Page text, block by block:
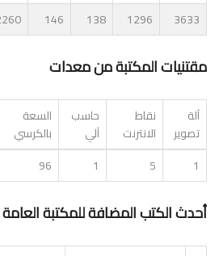
3633
1296
138
146
مقتنيات المكتبة من معدات
آلة
تصوير
نقاط
الانترنت
حاسب
آلي
السعة
بالكرسي
1
5
1
96
أحدث الكتب المضافة للمكتبة العامة لعام